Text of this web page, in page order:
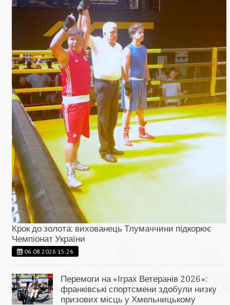
Крок до золота: вихованець Тлумаччини підкорює
Чемпіонат України
06.08.2026 15:26
Перемоги на «Іграх Ветеранів 2026»:
франківські спортсмени здобули низку
призових місць у Хмельницькому